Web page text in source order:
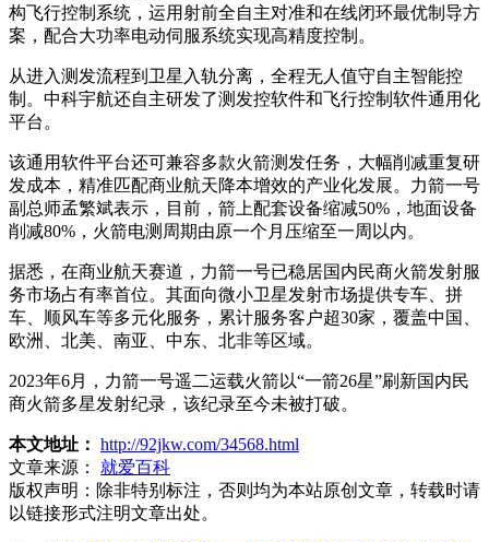
构飞行控制系统，运用射前全自主对准和在线闭环最优制导方
案，配合大功率电动伺服系统实现高精度控制。
从进入测发流程到卫星入轨分离，全程无人值守自主智能控
制。中科宇航还自主研发了测发控软件和飞行控制软件通用化
平台。
该通用软件平台还可兼容多款火箭测发任务，大幅削减重复研
发成本，精准匹配商业航天降本增效的产业化发展。力箭一号
副总师孟繁斌表示，目前，箭上配套设备缩减50%，地面设备
削减80%，火箭电测周期由原一个月压缩至一周以内。
据悉，在商业航天赛道，力箭一号已稳居国内民商火箭发射服
务市场占有率首位。其面向微小卫星发射市场提供专车、拼
车、顺风车等多元化服务，累计服务客户超30家，覆盖中国、
欧洲、北美、南亚、中东、北非等区域。
2023年6月，力箭一号遥二运载火箭以“一箭26星”刷新国内民
商火箭多星发射纪录，该纪录至今未被打破。
本文地址： http://92jkw.com/34568.html
文章来源：
就爱百科
版权声明： 除非特别标注，否则均为本站原创文章，转载时请
以链接形式注明文章出处。